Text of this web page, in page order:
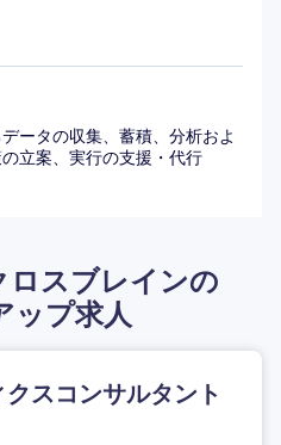
ータの収集、蓄積、分析およ
立案、実行の支援・代行
ロスブレインの
ップ求人
スコンサルタント